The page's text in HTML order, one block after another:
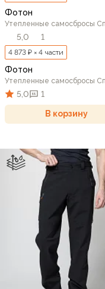
Фотон
Утепленные самосбросы
5,0 1
4 873 ₽ × 4 части
Фотон
Утепленные самосбросы
5,0 1
В корзину